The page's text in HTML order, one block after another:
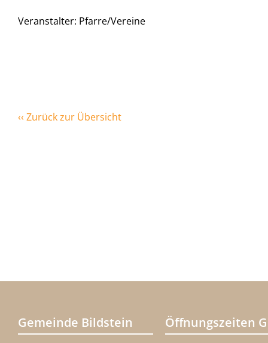
Veranstalter: Pfarre/Vereine
‹‹ Zurück zur Übersicht
Gemeinde Bildstein Öffnungszeiten